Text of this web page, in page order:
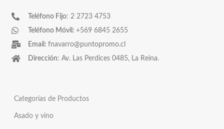
Teléfono Fijo: 2 2723 4753
Teléfono Móvil: +569 6845 2655
Email: fnavarro@puntopromo.cl
Dirección: Av. Las Perdices 0485, La Reina.
Categorías de Productos
Asado y vino